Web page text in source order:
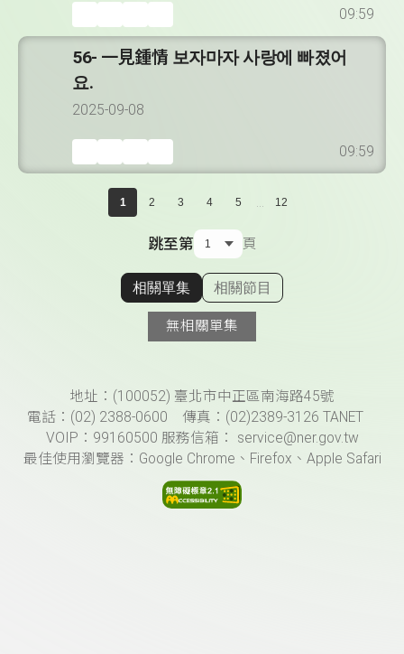
09:59
56- 一見鍾情 보자마자 사랑에 빠졌어
요.
2025-09-08
09:59
1 2 3 4 5 ... 12
跳至第 頁
顯示相關單集
相關單集 相關節目
無相關單集
頁尾資訊地址：(100052) 臺北市中正區南海路45號
電話：(02) 2388-0600 傳真：(02)2389-3126 TANET
VOIP：99160500 服務信箱： service@ner.gov.tw
最佳使用瀏覽器：Google Chrome、Firefox、Apple Safari